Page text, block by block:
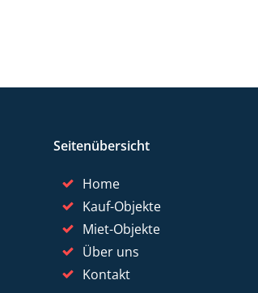
Seitenübersicht
Home
Kauf-Objekte
Miet-Objekte
Über uns
Kontakt